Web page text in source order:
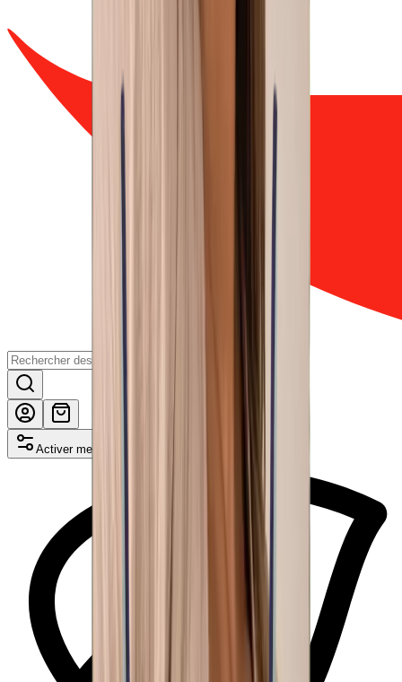
Activer mes avantages